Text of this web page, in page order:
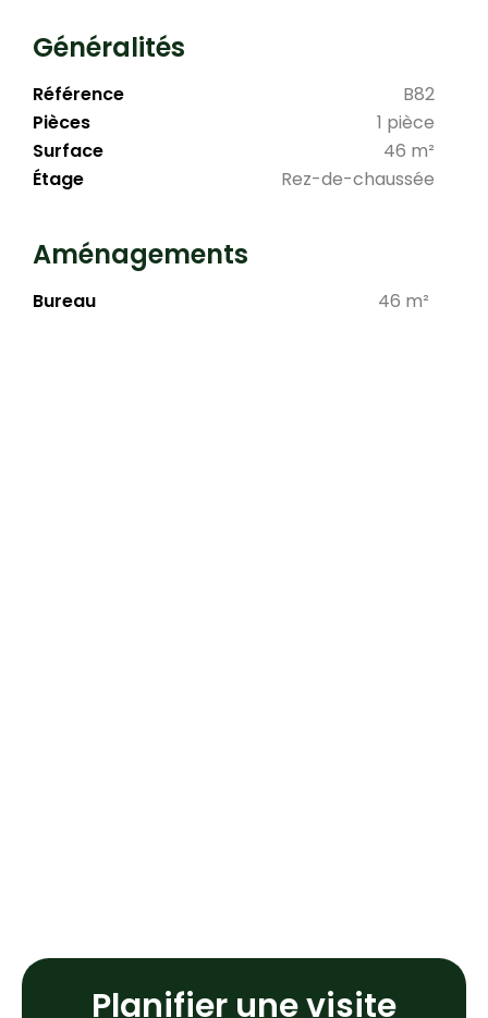
Généralités
Référence
B82
Pièces
1 pièce
Surface
46 m²
Étage
Rez-de-chaussée
Aménagements
Bureau 46 m²
Planifier une visite